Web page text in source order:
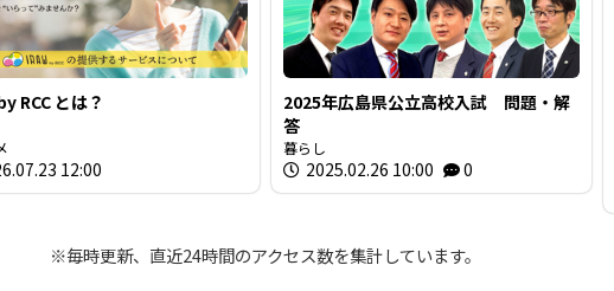
RCC とは？
12:00
2025年広島県公立高校入試 問題・解
答
暮らし
2025.02.26 10:00 0
※毎時更新、直近24時間のアクセス数を集計しています。